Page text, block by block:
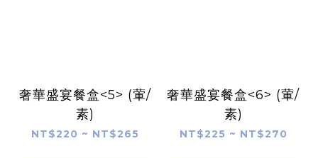
奢華盛宴餐盒<5> (葷/
素)
NT$220 ~ NT$265
奢華盛宴餐盒<6> (葷/
素)
NT$225 ~ NT$270